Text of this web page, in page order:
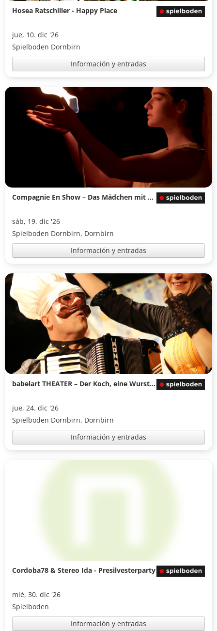
Hosea Ratschiller - Happy Place
jue, 10. dic '26
Spielboden Dornbirn
Información y entradas
Compagnie En Show – Das Mädchen mit den Schwefelhölzern
sáb, 19. dic '26
Spielboden Dornbirn, Dornbirn
Información y entradas
babelart THEATER – Der Koch, eine Wurst und das verrückte Huhn
jue, 24. dic '26
Spielboden Dornbirn, Dornbirn
Información y entradas
Cordoba78 & Stereo Ida - Presilvesterparty
mié, 30. dic '26
Spielboden
Información y entradas